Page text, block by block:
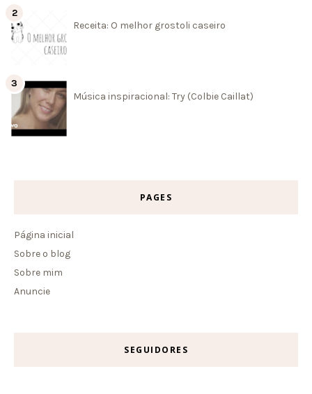
Receita: O melhor grostoli caseiro
Música inspiracional: Try (Colbie Caillat)
PAGES
Página inicial
Sobre o blog
Sobre mim
Anuncie
SEGUIDORES